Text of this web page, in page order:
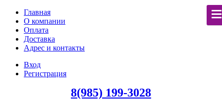
Главная
О компании
Оплата
Доставка
Адрес и контакты
Вход
Регистрация
8(985) 199-3028